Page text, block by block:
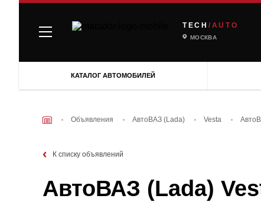
TECH /AUTO
МОСКВА
КАТАЛОГ АВТОМОБИЛЕЙ
Объявления АвтоВАЗ (Lada) Vesta
К списку объявлений
АвтоВАЗ (Lada)